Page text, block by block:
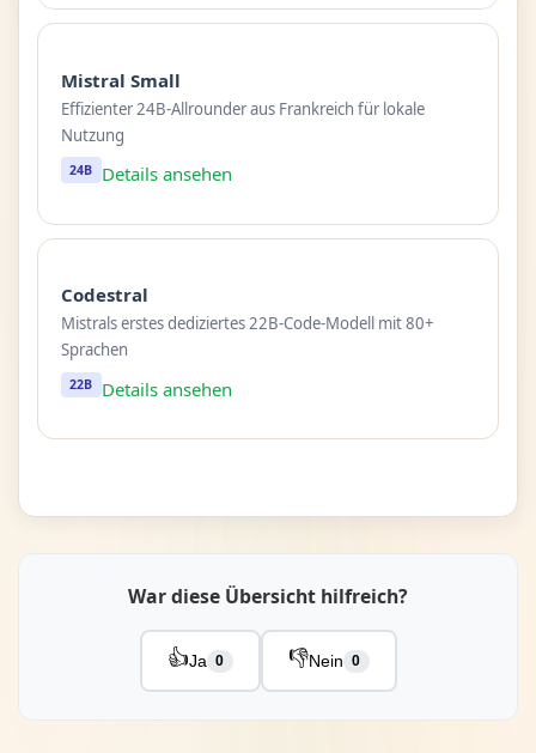
Mistral Small
Effizienter 24B-Allrounder aus Frankreich für lokale
Nutzung
24B Details ansehen
Codestral
Mistrals erstes dediziertes 22B-Code-Modell mit 80+
Sprachen
22B Details ansehen
War diese Übersicht hilfreich?
👍Ja 0 👎Nein 0